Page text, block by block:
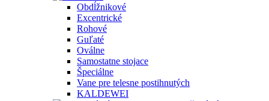
Obdĺžnikové
Excentrické
Rohové
Guľaté
Oválne
Samostatne stojace
Špeciálne
Vane pre telesne postihnutých
KALDEWEI